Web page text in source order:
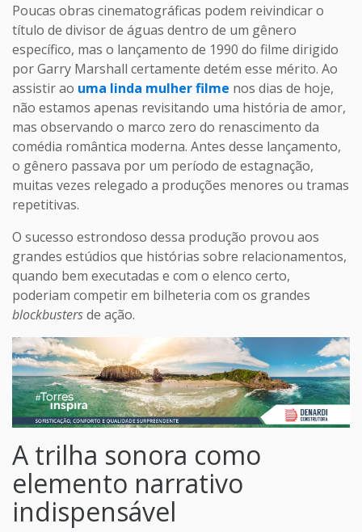
Poucas obras cinematográficas podem reivindicar o
título de divisor de águas dentro de um gênero
específico, mas o lançamento de 1990 do filme dirigido
por Garry Marshall certamente detém esse mérito. Ao
assistir ao uma linda mulher filme nos dias de hoje,
não estamos apenas revisitando uma história de amor,
mas observando o marco zero do renascimento da
comédia romântica moderna. Antes desse lançamento,
o gênero passava por um período de estagnação,
muitas vezes relegado a produções menores ou tramas
repetitivas.
O sucesso estrondoso dessa produção provou aos
grandes estúdios que histórias sobre relacionamentos,
quando bem executadas e com o elenco certo,
poderiam competir em bilheteria com os grandes
blockbustersde ação.
A trilha sonora como
elemento narrativo
indispensável